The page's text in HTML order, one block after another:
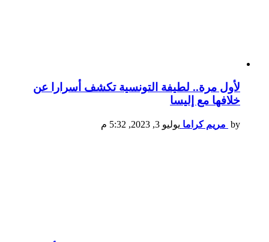
لأول مرة.. لطيفة التونسية تكشف أسرارا عن
خلافها مع إليسا
by مريم كراما يوليو 3, 2023, 5:32 م